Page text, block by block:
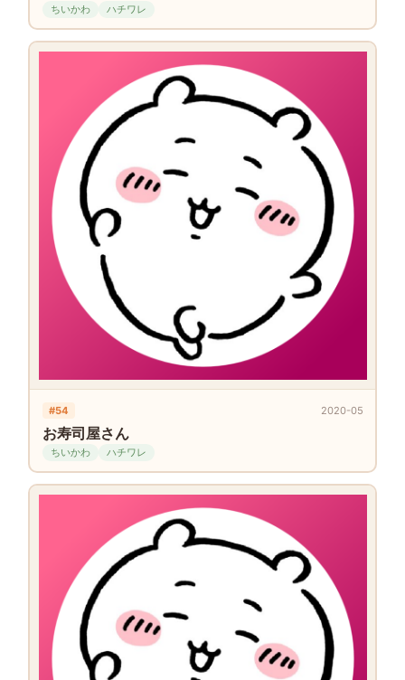
ちいかわ ハチワレ
#54 2020-05
お寿司屋さん
ちいかわ ハチワレ